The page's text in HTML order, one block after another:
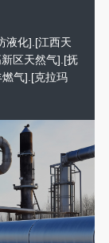
液化].[江西天
区天然气].[抚
气].[克拉玛